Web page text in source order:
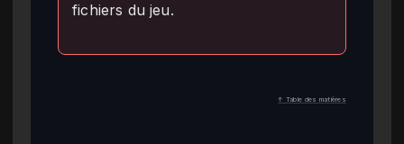
fichiers du jeu.
↑ Table des matières